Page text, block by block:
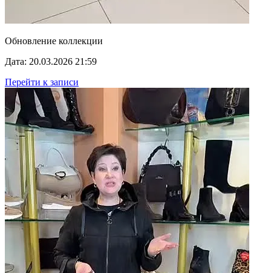
Обновление коллекции
Дата: 20.03.2026 21:59
Перейти к записи